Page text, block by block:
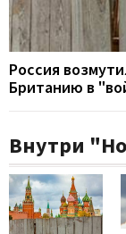
Россия
Британию в
Внутри